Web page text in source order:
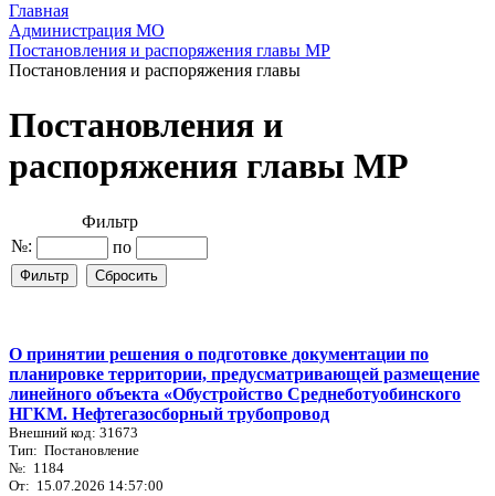
Главная
Администрация МО
Постановления и распоряжения главы МР
Постановления и распоряжения главы
Постановления и
распоряжения главы МР
Фильтр
№:
по
О принятии решения о подготовке документации по
планировке территории, предусматривающей размещение
линейного объекта «Обустройство Среднеботуобинского
НГКМ. Нефтегазосборный трубопровод
Внешний код: 31673
Тип: Постановление
№: 1184
От: 15.07.2026 14:57:00